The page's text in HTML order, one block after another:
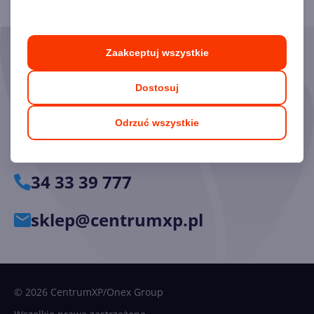
Odrzuć wszystkie
Dostosuj
Zaakceptuj wszystkie
Skorzystaj z pomocy naszych
Chętnie odpowiemy na pytania i pomożemy dobrać
odpowiednie licencje.
34 33 39 777
sklep@centrumxp.pl
© 2026 CentrumXP/Onex Group